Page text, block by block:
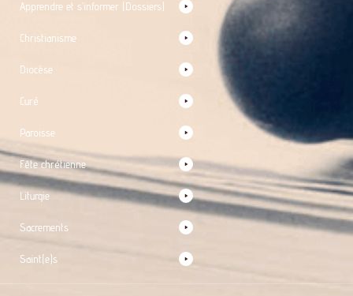
Apprendre et s’informer (Dossiers)
Christianisme
Diocèse
Curé
Paroisse
Fête chrétienne
Liturgie
Sacrements
Saint(e)s